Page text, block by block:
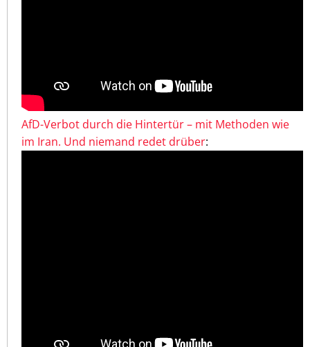
AfD-Verbot durch die Hintertür – mit Methoden wie
im Iran. Und niemand redet drüber: